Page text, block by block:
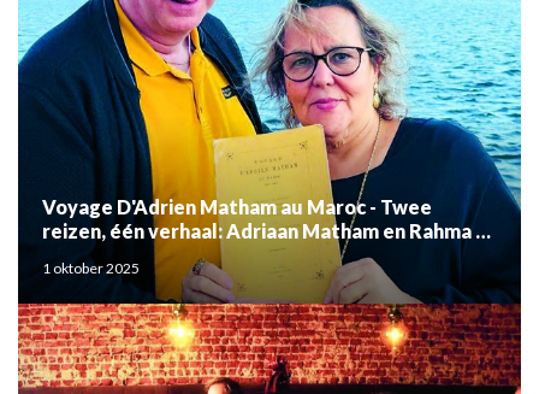
Voyage D'Adrien Matham au Maroc - Twee
reizen, één verhaal: Adriaan Matham en Rahma el
Mouden
1 oktober 2025